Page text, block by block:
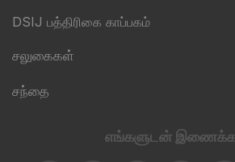
DSIJ பத்திரிகை காப்பகம்
சலுகைகள்
சந்தை
எங்களுடன்